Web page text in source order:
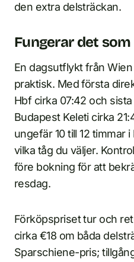
den extra delsträckan.
Fungerar det
En dagsutflykt från
praktisk. Med första
Hbf cirka 07:42 och
Budapest Keleti cirka
ungefär 10 till 12 timmar
vilka tåg du väljer.
före bokning för att
resdag.
Förköpspriset tur och
cirka €18 om båda
Sparschiene-pris;